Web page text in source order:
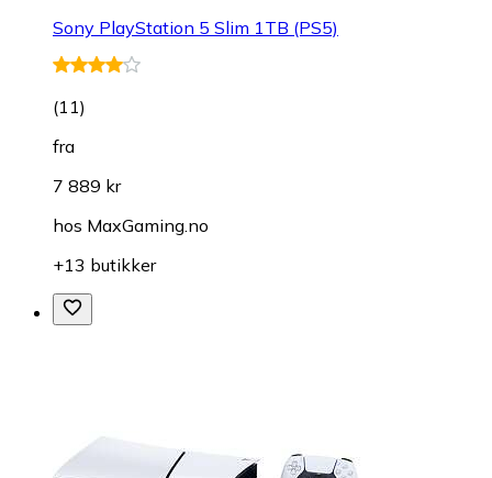
Sony PlayStation 5 Slim 1TB (PS5)
(11)
fra
7 889 kr
hos MaxGaming.no
+13 butikker